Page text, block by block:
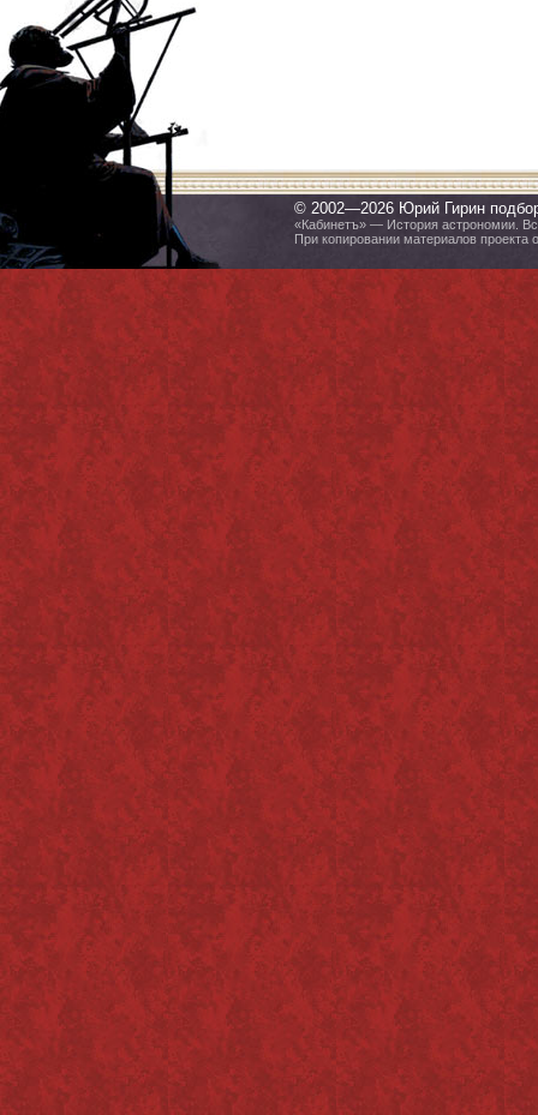
© 2002—2026 Юрий Гирин
«Кабинетъ» — История астрономии.
При копировании материалов проекта